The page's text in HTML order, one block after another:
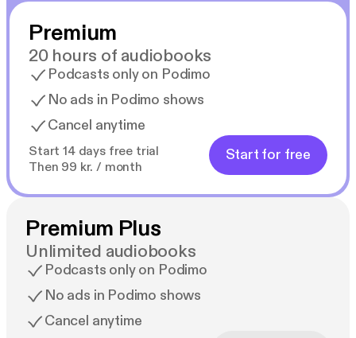
Premium
20 hours of audiobooks
Podcasts only on Podimo
No ads in Podimo shows
Cancel anytime
Start 14 days free trial
Then 99 kr. / month
Start for free
Premium Plus
Unlimited audiobooks
Podcasts only on Podimo
No ads in Podimo shows
Cancel anytime